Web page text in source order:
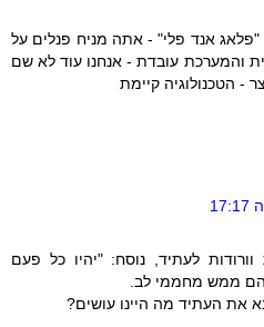
אנד פלי" - אתה מניח פנלים על
והמערכת עובדת - אנחנו עוד לא שם
- הטכנולוגיה קיימת
לעתיד, נוסח: "יהיו כל פעם
הם ממש מחממי לב.
את העתיד מה היינו עושים?